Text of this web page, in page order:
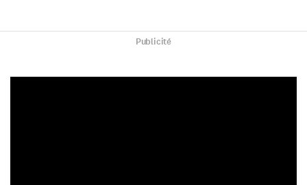
Publicité